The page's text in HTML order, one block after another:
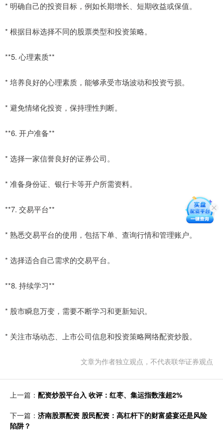
* 明确自己的投资目标，例如长期增长、短期收益或保值。
* 根据目标选择不同的股票类型和投资策略。
**5. 心理素质**
* 培养良好的心理素质，能够承受市场波动和投资亏损。
* 避免情绪化投资，保持理性判断。
**6. 开户准备**
* 选择一家信誉良好的证券公司。
* 准备身份证、银行卡等开户所需资料。
**7. 交易平台**
* 熟悉交易平台的使用，包括下单、查询行情和管理账户。
* 选择适合自己需求的交易平台。
**8. 持续学习**
* 股市瞬息万变，需要不断学习和更新知识。
* 关注市场动态、上市公司信息和投资策略网络配资炒股。
文章为作者独立观点，不代表联华证券观点
上一篇： 配资炒股平台入 收评：红枣、集运指数涨超2%
下一篇： 济南股票配资 股民配资：高杠杆下的财富盛宴还是风险
陷阱？